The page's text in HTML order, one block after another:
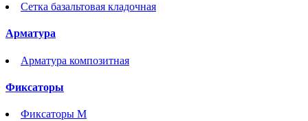
Сетка базальтовая кладочная
Арматура
Арматура композитная
Фиксаторы
Фиксаторы М